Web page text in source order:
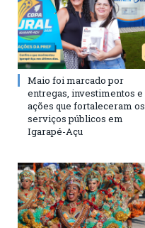
Maio foi marcado por
entregas, investimentos e
ações que fortaleceram os
serviços públicos em
Igarapé-Açu